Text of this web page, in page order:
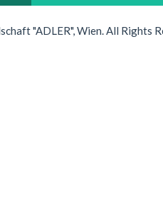
"ADLER", Wien. All